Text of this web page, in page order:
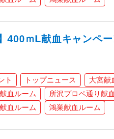
400ｍL献血キャンペー
ト トップニュース 大宮献
血ルーム
所沢プロペ通り献
血ルーム
鴻巣献血ルーム